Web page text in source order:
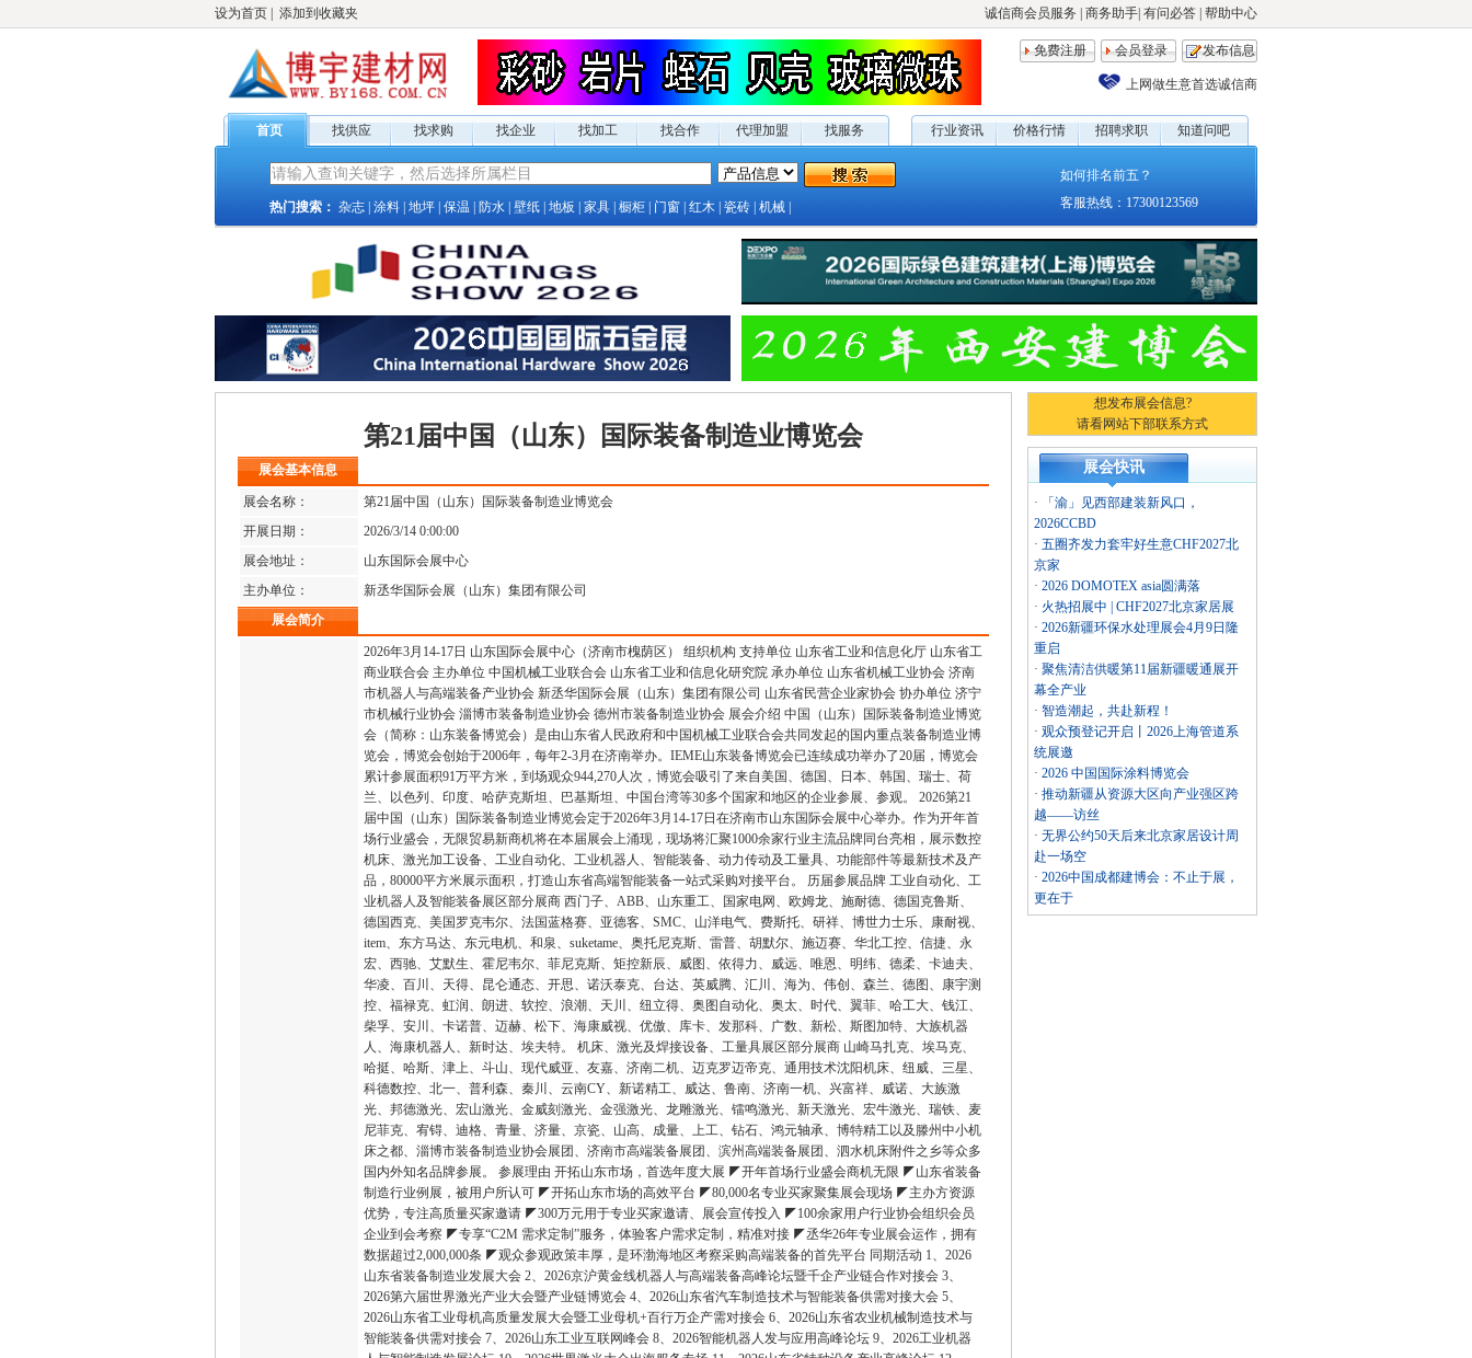
设为首页 添加到收藏夹 诚信商会员服务 商务助手 有问必答 帮助中心
免费注册 会员登录 发布信息
上网做生意首选诚信商
首页 找供应 找求购 找企业 找加工 找合作 代理加盟 找服务 行业资讯 价格行情 招聘求职 知道问吧
热门搜索： 杂志 涂料 地坪 保温 防水 壁纸 地板 家具 橱柜 门窗 红木 瓷砖 机械
如何排名前五？
客服热线：17300123569
第21届中国（山东）国际装备制造业博览会
展会基本信息
展会名称：
第21届中国（山东）国际装备制造业博览会
开展日期：
2026/3/14 0:00:00
展会地址：
山东国际会展中心
主办单位：
新丞华国际会展（山东）集团有限公司
展会简介
2026年3月14-17日 山东国际会展中心（济南市槐荫区） 组织机构 支持单位 山东省工业和信息化厅 山东省工
商业联合会 主办单位 中国机械工业联合会 山东省工业和信息化研究院 承办单位 山东省机械工业协会 济南
市机器人与高端装备产业协会 新丞华国际会展（山东）集团有限公司 山东省民营企业家协会 协办单位 济宁
市机械行业协会 淄博市装备制造业协会 德州市装备制造业协会 展会介绍 中国（山东）国际装备制造业博览
会（简称：山东装备博览会）是由山东省人民政府和中国机械工业联合会共同发起的国内重点装备制造业博
览会，博览会创始于2006年，每年2-3月在济南举办。IEME山东装备博览会已连续成功举办了20届，博览会
累计参展面积91万平方米，到场观众944,270人次，博览会吸引了来自美国、德国、日本、韩国、瑞士、荷
兰、以色列、印度、哈萨克斯坦、巴基斯坦、中国台湾等30多个国家和地区的企业参展、参观。 2026第21
届中国（山东）国际装备制造业博览会定于2026年3月14-17日在济南市山东国际会展中心举办。作为开年首
场行业盛会，无限贸易新商机将在本届展会上涌现，现场将汇聚1000余家行业主流品牌同台亮相，展示数控
机床、激光加工设备、工业自动化、工业机器人、智能装备、动力传动及工量具、功能部件等最新技术及产
品，80000平方米展示面积，打造山东省高端智能装备一站式采购对接平台。 历届参展品牌 工业自动化、工
业机器人及智能装备展区部分展商 西门子、ABB、山东重工、国家电网、欧姆龙、施耐德、德国克鲁斯、
德国西克、美国罗克韦尔、法国蓝格赛、亚德客、SMC、山洋电气、费斯托、研祥、博世力士乐、康耐视、
item、东方马达、东元电机、和泉、suketame、奥托尼克斯、雷普、胡默尔、施迈赛、华北工控、信捷、永
宏、西驰、艾默生、霍尼韦尔、菲尼克斯、矩控新辰、威图、依得力、威远、唯恩、明纬、德柔、卡迪夫、
华凌、百川、天得、昆仑通态、开思、诺沃泰克、台达、英威腾、汇川、海为、伟创、森兰、德图、康宇测
控、福禄克、虹润、朗进、软控、浪潮、天川、纽立得、奥图自动化、奥太、时代、翼菲、哈工大、钱江、
柴孚、安川、卡诺普、迈赫、松下、海康威视、优傲、库卡、发那科、广数、新松、斯图加特、大族机器
人、海康机器人、新时达、埃夫特。 机床、激光及焊接设备、工量具展区部分展商 山崎马扎克、埃马克、
哈挺、哈斯、津上、斗山、现代威亚、友嘉、济南二机、迈克罗迈帝克、通用技术沈阳机床、纽威、三星、
科德数控、北一、普利森、秦川、云南CY、新诺精工、威达、鲁南、济南一机、兴富祥、威诺、大族激
光、邦德激光、宏山激光、金威刻激光、金强激光、龙雕激光、镭鸣激光、新天激光、宏牛激光、瑞铁、麦
尼菲克、宥锝、迪格、青量、济量、京瓷、山高、成量、上工、钻石、鸿元轴承、博特精工以及滕州中小机
床之都、淄博市装备制造业协会展团、济南市高端装备展团、滨州高端装备展团、泗水机床附件之乡等众多
国内外知名品牌参展。 参展理由 开拓山东市场，首选年度大展 ◤开年首场行业盛会商机无限 ◤山东省装备
制造行业例展，被用户所认可 ◤开拓山东市场的高效平台 ◤80,000名专业买家聚集展会现场 ◤主办方资源
优势，专注高质量买家邀请 ◤300万元用于专业买家邀请、展会宣传投入 ◤100余家用户行业协会组织会员
企业到会考察 ◤专享“C2M 需求定制”服务，体验客户需求定制，精准对接 ◤丞华26年专业展会运作，拥有
数据超过2,000,000条 ◤观众参观政策丰厚，是环渤海地区考察采购高端装备的首先平台 同期活动 1、2026
山东省装备制造业发展大会 2、2026京沪黄金线机器人与高端装备高峰论坛暨千企产业链合作对接会 3、
2026第六届世界激光产业大会暨产业链博览会 4、2026山东省汽车制造技术与智能装备供需对接大会 5、
2026山东省工业母机高质量发展大会暨工业母机+百行万企产需对接会 6、2026山东省农业机械制造技术与
智能装备供需对接会 7、2026山东工业互联网峰会 8、2026智能机器人发与应用高峰论坛 9、2026工业机器
想发布展会信息?
请看网站下部联系方式
展会快讯
·
「渝」见西部建装新风口，
2026CCBD
· 五圈齐发力套牢好生意CHF2027北
京家
· 2026 DOMOTEX asia圆满落
· 火热招展中 | CHF2027北京家居展
· 2026新疆环保水处理展会4月9日隆
重启
· 聚焦清洁供暖第11届新疆暖通展开
幕全产业
· 智造潮起，共赴新程！
· 观众预登记开启丨2026上海管道系
统展邀
· 2026 中国国际涂料博览会
· 推动新疆从资源大区向产业强区跨
越——访丝
· 无界公约50天后来北京家居设计周
赴一场空
· 2026中国成都建博会：不止于展，
更在于